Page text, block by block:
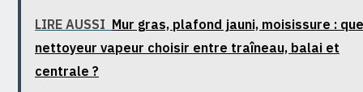
LIRE AUSSI Mur gras, plafond jauni, moisissure :
nettoyeur vapeur choisir entre traîneau, balai et
centrale ?